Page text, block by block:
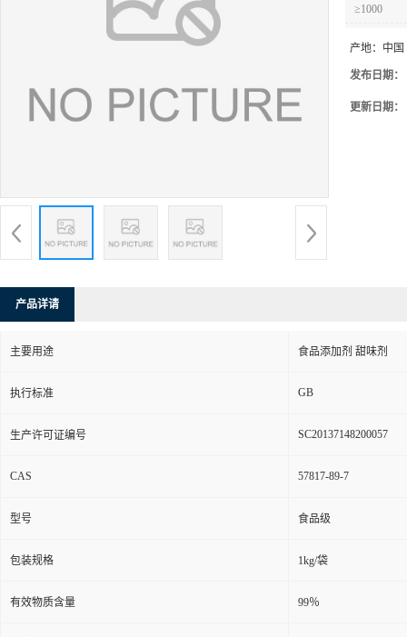
≥1000
产地： 中国
发布日期：
更新日期：
产品详请
主要用途 食品添加剂 甜味剂
执行标准 GB
生产许可证编号 SC20137148200057
CAS 57817-89-7
型号 食品级
包装规格 1kg/袋
有效物质含量 99％